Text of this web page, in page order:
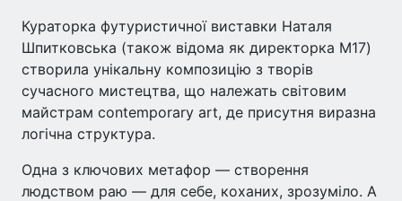
Кураторка футуристичної виставки Наталя
Шпитковська (також відома як директорка M17)
створила унікальну композицію з творів
сучасного мистецтва, що належать світовим
майстрам contemporary art, де присутня виразна
логічна структура.
Одна з ключових метафор — створення
людством раю — для себе, коханих, зрозуміло. А